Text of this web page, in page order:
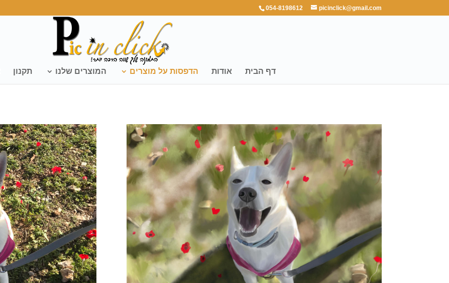
054-8198612 picinclick@gmail.com
דף הבית אודות הדפסות על מוצרים המוצרים שלנו תקנון